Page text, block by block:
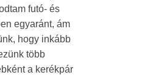
futó- és
egyaránt, ám
hogy inkább
több
a kerékpár